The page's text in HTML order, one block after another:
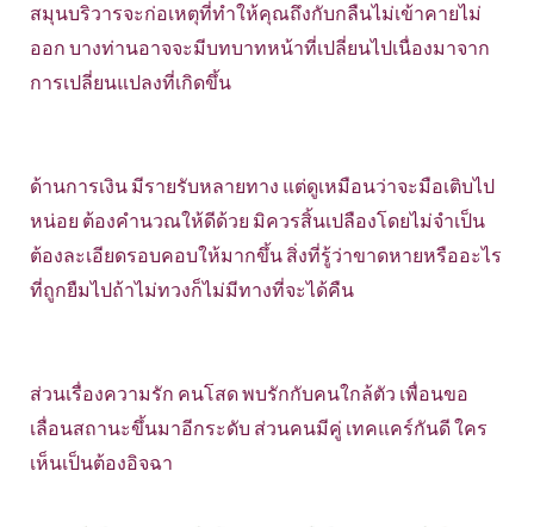
สมุนบริวารจะก่อเหตุที่ทำให้คุณถึงกับกลืนไม่เข้าคายไม่
ออก บางท่านอาจจะมีบทบาทหน้าที่เปลี่ยนไปเนื่องมาจาก
การเปลี่ยนแปลงที่เกิดขึ้น
ด้านการเงิน มีรายรับหลายทาง แต่ดูเหมือนว่าจะมือเติบไป
หน่อย ต้องคำนวณให้ดีด้วย มิควรสิ้นเปลืองโดยไม่จำเป็น
ต้องละเอียดรอบคอบให้มากขึ้น สิ่งที่รู้ว่าขาดหายหรืออะไร
ที่ถูกยืมไปถ้าไม่ทวงก็ไม่มีทางที่จะได้คืน
ส่วนเรื่องความรัก คนโสด พบรักกับคนใกล้ตัว เพื่อนขอ
เลื่อนสถานะขึ้นมาอีกระดับ ส่วนคนมีคู่ เทคแคร์กันดี ใคร
เห็นเป็นต้องอิจฉา